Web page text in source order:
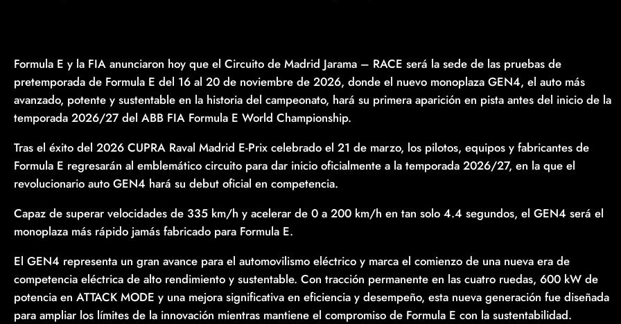
Formula E y la FIA anunciaron hoy que el Circuito de Madrid Jarama – RACE será la sede de las pruebas de
pretemporada de Formula E del 16 al 20 de noviembre de 2026, donde el nuevo monoplaza GEN4, el auto más
avanzado, potente y sustentable en la historia del campeonato, hará su primera aparición en pista antes del inicio de la
temporada 2026/27 del ABB FIA Formula E World Championship.
Tras el éxito del 2026 CUPRA Raval Madrid E-Prix celebrado el 21 de marzo, los pilotos, equipos y fabricantes de
Formula E regresarán al emblemático circuito para dar inicio oficialmente a la temporada 2026/27, en la que el
revolucionario auto GEN4 hará su debut oficial en competencia.
Capaz de superar velocidades de 335 km/h y acelerar de 0 a 200 km/h en tan solo 4.4 segundos, el GEN4 será el
monoplaza más rápido jamás fabricado para Formula E.
El GEN4 representa un gran avance para el automovilismo eléctrico y marca el comienzo de una nueva era de
competencia eléctrica de alto rendimiento y sustentable. Con tracción permanente en las cuatro ruedas, 600 kW de
potencia en ATTACK MODE y una mejora significativa en eficiencia y desempeño, esta nueva generación fue diseñada
para ampliar los límites de la innovación mientras mantiene el compromiso de Formula E con la sustentabilidad.